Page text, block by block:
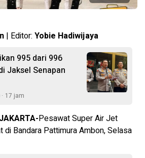
| Editor: Yobie Hadiwijaya
995 dari 996
Jaksel Senapan
17 jam
Pesawat Super Air Jet
di Bandara Pattimura Ambon, Selasa